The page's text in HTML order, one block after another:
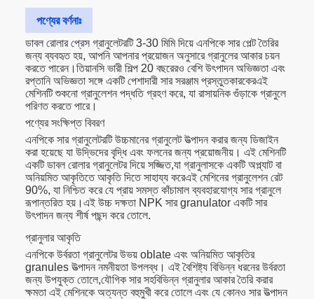
পণ্যের বর্ণনাঃ
ডাবল রোলার প্রেস গ্রানুলেটরটি 3-30 মিমি দিয়ে এনপিকে সার পেল্ট তৈরির
জন্য ব্যবহৃত হয়, আপনি আপনার প্রয়োজন অনুসারে গ্রানুলের আকার চয়ন
করতে পারেন।তিয়ানসি ভারী শিল্প 20 বছরেরও বেশি উৎপাদন অভিজ্ঞতা এবং
রপ্তানি অভিজ্ঞতা সঙ্গে একটি পেশাদারী সার সরঞ্জাম প্রস্তুতকারকেরএই
মেশিনটি শুকনো গ্রানুলেশন পদ্ধতি গ্রহণ করে, যা রাসায়নিক গুঁড়াকে গ্রানুলে
পরিণত করতে পারে।
পণ্যের সংক্ষিপ্ত বিবরণ
এনপিকে সার গ্রানুলেটরটি উচ্চমানের গ্রানুলেট উত্পাদন করার জন্য ডিজাইন
করা হয়েছে যা উদ্ভিদের বৃদ্ধি এবং ফলনের জন্য প্রয়োজনীয়। এই মেশিনটি
একটি ডাবল রোলার গ্রানুলেটর দিয়ে সজ্জিত,যা গ্রানুলাসকে একটি অপ্ল্যাট বা
অনিয়মিত আকৃতিতে আকৃতি দিতে সাহায্য করেএই মেশিনের গ্রানুলেশন রেট
90%, যা নিশ্চিত করে যে প্রায় সমস্ত কাঁচামাল ব্যবহারযোগ্য সার গ্রানুলে
রূপান্তরিত হয়।এই উচ্চ দক্ষতা NPK সার granulator একটি সার
উৎপাদন জন্য শীর্ষ পছন্দ করে তোলে.
গ্রানুলার আকৃতি
এনপিকে উর্বরতা গ্রানুলেটর উভয় oblate এবং অনিয়মিত আকৃতির
granules উত্পাদন নমনীয়তা উপলব্ধ। এই বৈশিষ্ট্য বিভিন্ন ধরনের উর্বরতা
জন্য উপযুক্ত তোলে,যৌগিক সার সহবিভিন্ন গ্রানুলার আকার তৈরি করার
ক্ষমতা এই মেশিনকে অত্যন্ত বহুমুখী করে তোলে এবং যে কোনও সার উত্পাদন